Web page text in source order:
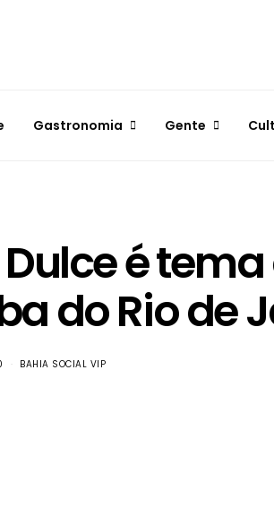
Gastronomia Gente
é
do Rio de
BAHIA SOCIAL VIP